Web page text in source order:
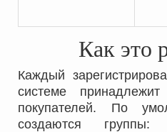
Как это
Каждый
системе
покупателей. По
создаются